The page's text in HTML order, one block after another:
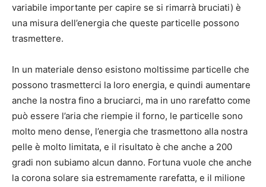
variabile importante per capire se si rimarrà bruciati) è
una misura dell’energia che queste particelle possono
trasmettere.
In un materiale denso esistono moltissime particelle che
possono trasmetterci la loro energia, e quindi aumentare
anche la nostra fino a bruciarci, ma in uno rarefatto come
può essere l’aria che riempie il forno, le particelle sono
molto meno dense, l’energia che trasmettono alla nostra
pelle è molto limitata, e il risultato è che anche a 200
gradi non subiamo alcun danno. Fortuna vuole che anche
la corona solare sia estremamente rarefatta, e il milione